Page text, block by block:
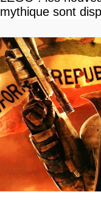
mythique sont